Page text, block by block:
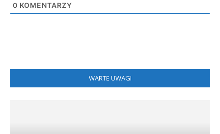
0 KOMENTARZY
WARTE UWAGI